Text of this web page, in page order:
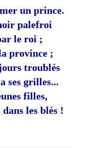
un prince.
palefroi
le roi ;
province ;
troublés
ses grilles...
filles,
les blés !